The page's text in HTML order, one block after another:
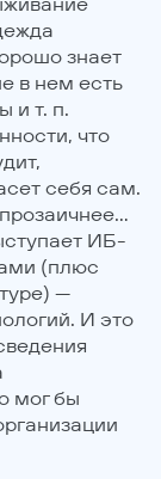
знает
в нем есть
и т. п.
что
себя сам.
ИБ-
(плюс
—
И это
мог бы